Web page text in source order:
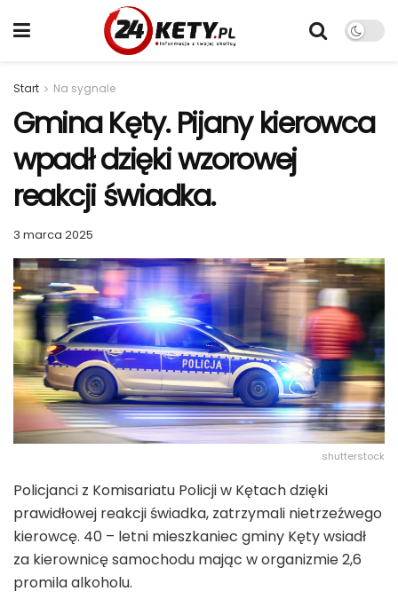
Start Na sygnale
Gmina Kęty. Pijany kierowca
wpadł dzięki wzorowej
reakcji świadka.
3 marca 2025
shutterstock
Policjanci z Komisariatu Policji w Kętach dzięki
prawidłowej reakcji świadka, zatrzymali nietrzeźwego
kierowcę. 40 – letni mieszkaniec gminy Kęty wsiadł
za kierownicę samochodu mając w organizmie 2,6
promila alkoholu.